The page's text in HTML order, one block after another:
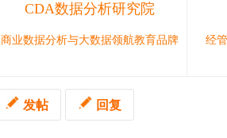
CDA数据分析研究院
商业数据分析与大数据领航教育品牌 经
发帖 回复